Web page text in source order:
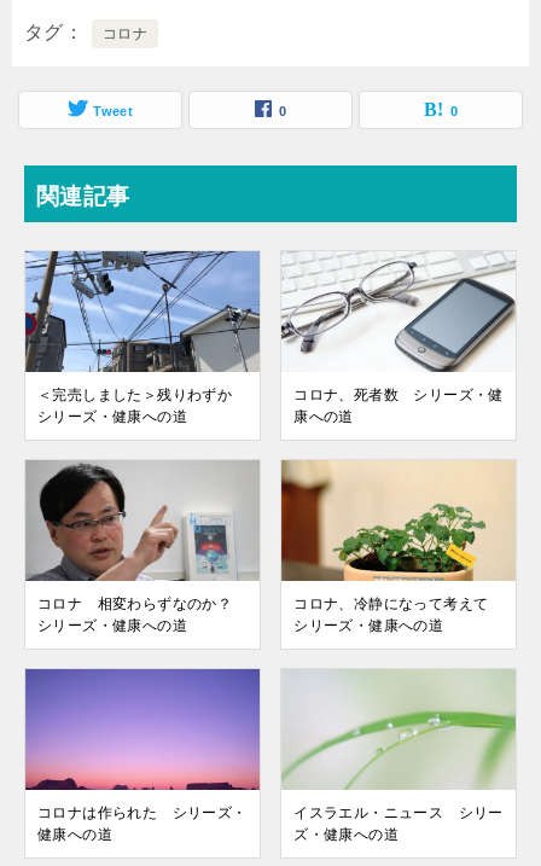
タグ コロナ
Tweet 0 0
関連記事
＜完売しました＞残りわずか
シリーズ・健康への道
コロナ、死者数 シリーズ・健
康への道
コロナ 相変わらずなのか？
シリーズ・健康への道
コロナ、冷静になって考えて
シリーズ・健康への道
コロナは作られた シリーズ・
健康への道
イスラエル・ニュース シリー
ズ・健康への道